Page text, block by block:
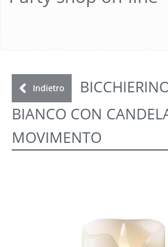
GALLERY
NEWS
Indietro
BIANCO CON
MOVIMENTO